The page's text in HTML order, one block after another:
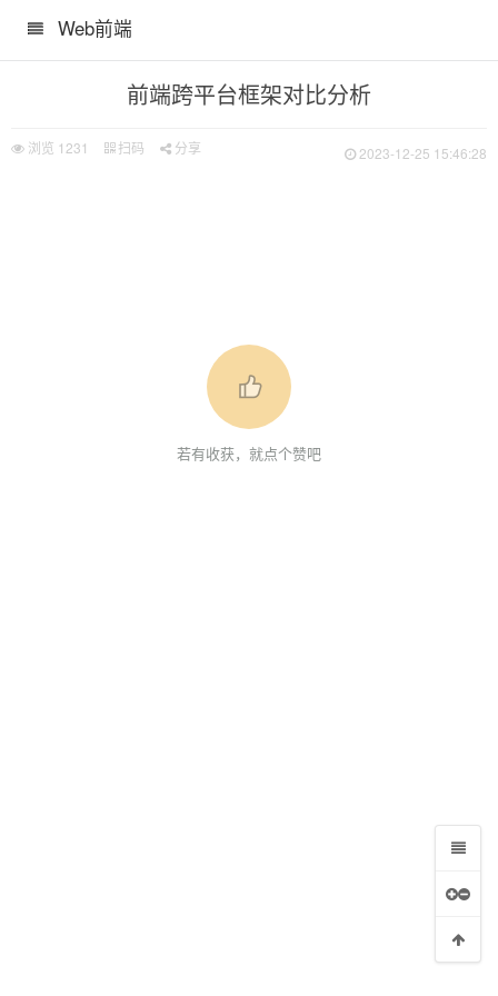
Web前端
前端跨平台框架对比分析
浏览 1231 扫码 分享 2023-12-25 15:46:28
若有收获，就点个赞吧